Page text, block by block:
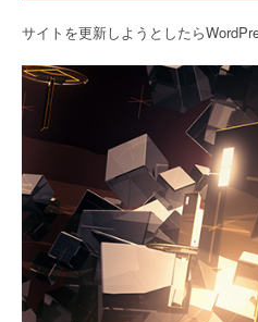
サイトを更新しようとしたら